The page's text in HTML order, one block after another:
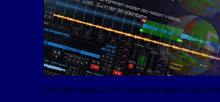
Alles über unseren LIVE-Stream und unsere YouTube-